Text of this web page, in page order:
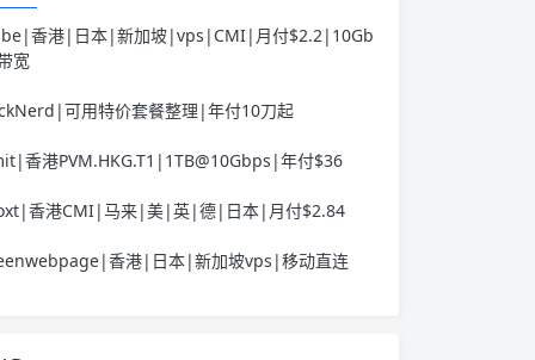
香港|日本|新加坡|vps|CMI|月付$2.2|10Gb
宽
可用特价套餐整理|年付10刀起
香港PVM.HKG.T1|1TB@10Gbps|年付$36
香港CMI|马来|美|英|德|日本|月付$2.84
香港|日本|新加坡vps|移动直连